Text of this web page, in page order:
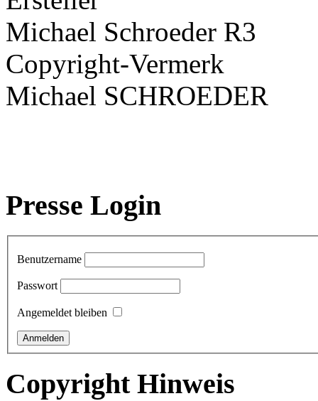
Michael Schroeder R3
Copyright-Vermerk
Michael SCHROEDER
Presse Login
Benutzername
Passwort
Angemeldet bleiben
Copyright Hinweis